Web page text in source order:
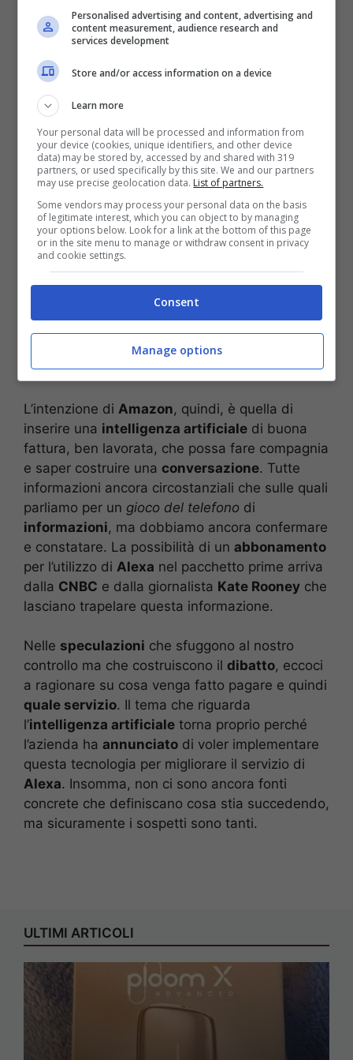
commercializzare unanuova tecnologia, ma di
cosa stiamo parlando? Parliamo della grande
innovazione del nostro secolo: l’
artificiale. L’IA oggi è in una esponenziale
crescita
grandi trasformazioni. Abbiamo avuto modo di
vederequanto sia cambiata l’IAe come venga
sfruttata. Oggi, infatti, si iniziano ad intravedere
le prime forme dicommercializzazione
Chat GPT. Come tutto, alla fine il re denaro
mette mano su un mondo che vuole la sua
parte e prova ad inserirsi come nuovo mercato.
Intelligenza artificiale e
Alexa: cosa sta
succedendo?
L’intenzione di Amazon, quindi, è quella di
inserire una intelligenza artificiale di buona
fattura, ben lavorata, che possa fare compagnia
e saper costruire una conversazione. Tutte
informazioni ancora circostanziali che sulle quali
parliamo per un gioco del telefono di
informazioni, ma dobbiamo ancora confermare
e constatare. La possibilità di un abbonamento
per l’utilizzo di Alexa nel pacchetto prime arriva
dalla CNBC e dalla giornalista Kate Rooney che
lasciano trapelare questa informazione.
Nelle speculazioni che sfuggono al nostro
controllo ma che costruiscono il dibatto, eccoci
a ragionare su cosa venga fatto pagare e quindi
quale servizio. Il tema che riguarda
l’intelligenza artificiale torna proprio perché
l’azienda ha annunciato di voler implementare
questa tecnologia per migliorare il servizio di
Alexa. Insomma, non ci sono ancora fonti
concrete che definiscano cosa stia succedendo,
ma sicuramente i sospetti sono tanti.
ULTIMI ARTICOLI
Personalised advertising and content, advertising and
content measurement, audience research and
services development
Store and/or access information on a device
Learn more
Your personal data will be processed and information from
your device (cookies, unique identifiers, and other device
data) may be stored by, accessed by and shared with 319
partners, or used specifically by this site. We and our partners
may use precise geolocation data. List of partners.
Some vendors may process your personal data on the basis
of legitimate interest, which you can object to by managing
your options below. Look for a link at the bottom of this page
or in the site menu to manage or withdraw consent in privacy
and cookie settings.
Consent
Manage options